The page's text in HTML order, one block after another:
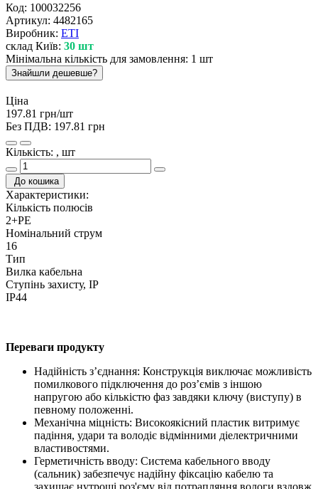
Код: 100032256
Артикул: 4482165
Виробник: ETI
склад Київ: 30 шт
Мінімальна кількість для замовлення: 1 шт
Знайшли дешевше?
Ціна
197.81 грн/шт
Без ПДВ: 197.81 грн
Кількість: , шт
До кошика
Характеристики:
Кількість полюсів
2+PE
Номінальний струм
16
Тип
Вилка кабельна
Ступінь захисту, IP
IP44
Переваги продукту
Надійність з’єднання: Конструкція виключає можливість
помилкового підключення до роз’ємів з іншою
напругою або кількістю фаз завдяки ключу (виступу) в
певному положенні.
Механічна міцність: Високоякісний пластик витримує
падіння, удари та володіє відмінними діелектричними
властивостями.
Герметичність вводу: Система кабельного вводу
(сальник) забезпечує надійну фіксацію кабелю та
захищає нутрощі роз'єму від потрапляння вологи вздовж